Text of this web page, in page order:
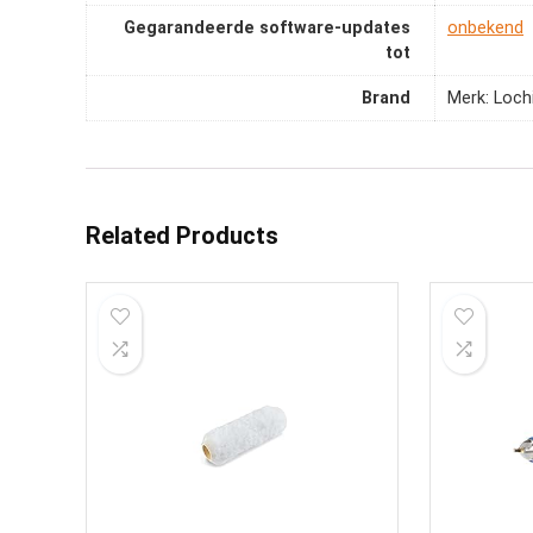
Gegarandeerde software-updates
tot
‎onbekend
Brand Merk:
Related Products